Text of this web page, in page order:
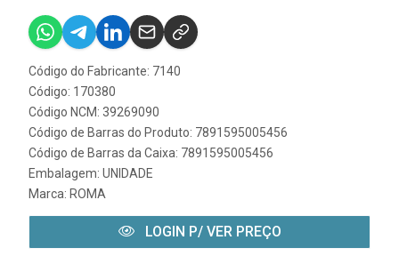
Código do Fabricante: 7140
Código: 170380
Código NCM: 39269090
Código de Barras do Produto: 7891595005456
Código de Barras da Caixa: 7891595005456
Embalagem: UNIDADE
Marca: ROMA
LOGIN P/ VER PREÇO